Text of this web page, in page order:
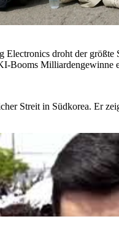
Electronics droht der
Booms
Streit in Südkorea. Er